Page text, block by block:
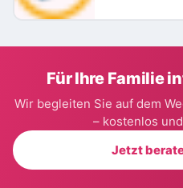
Für Ihre Familie
Wir begleiten Sie auf dem
– kostenlos
Jetzt